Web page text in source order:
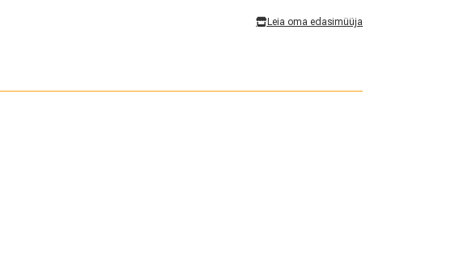
Leia oma edasimüüja